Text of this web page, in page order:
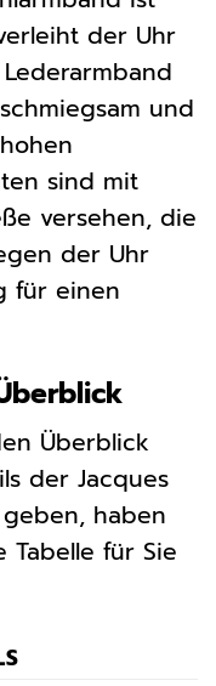
der Uhr
und
sind mit
versehen, die
der Uhr
für einen
Überblick
der Jacques
geben, haben
für Sie